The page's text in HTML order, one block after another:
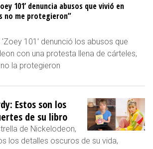
101’ denuncia abusos que vivió en
no me protegieron”
101' denunció los abusos que
con una protesta llena de cárteles,
la protegieron
Estos son los
de su libro
de Nickelodeon,
los detalles oscuros de su vida,